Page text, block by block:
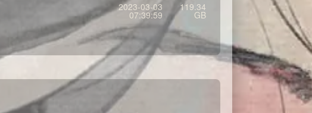
2023-03-03
07:39:59
119.34
GB